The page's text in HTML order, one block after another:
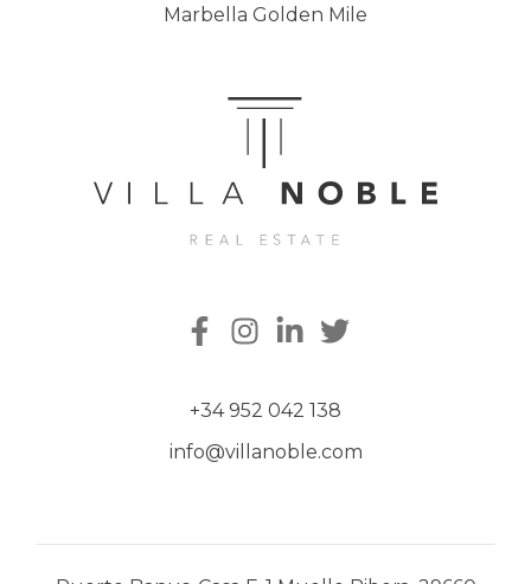
Marbella Golden Mile
+34 952 042 138
info@villanoble.com